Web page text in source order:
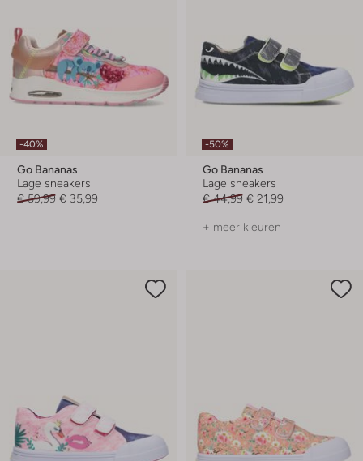
-40%
Go Bananas
Lage sneakers
€ 59,99 € 35,99
-50%
Go Bananas
Lage sneakers
€ 44,99 € 21,99
+ meer kleuren